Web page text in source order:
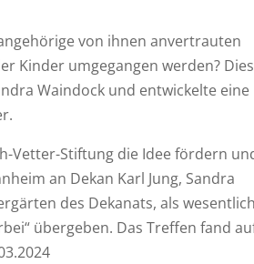
von ihnen anvertrauten
Kinder umgegangen werden?
Waindock und entwickelte eine
Vetter-Stiftung die Idee fördern
an Dekan Karl Jung, Sandra
des Dekanats, als
übergeben. Das Treffen fand